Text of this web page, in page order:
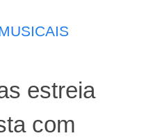
estreia
com